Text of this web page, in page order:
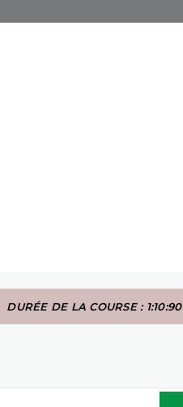
DURÉE DE LA COURSE : 1:10:90